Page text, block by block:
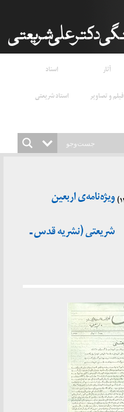
آثار
اسناد
فیلم و تصاویر
استاد شریعتی
ویژه‌نامه‌ی اربعین
شریعتی (نشریه قدس ـ